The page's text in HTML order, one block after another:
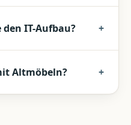
IT-Aufbau? +
Altmöbeln? +